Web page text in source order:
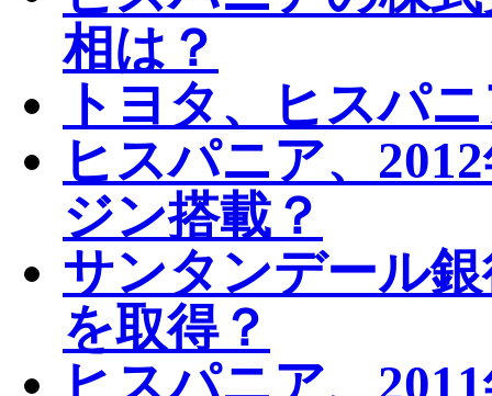
相は？
トヨタ、ヒスパ
ヒスパニア、
ジン搭載？
サンタンデール
を取得？
ヒスパニア、